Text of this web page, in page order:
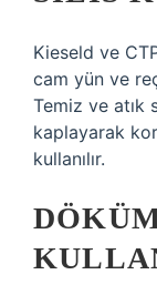
Kieseld ve
cam yün ve
Temiz ve atık
kaplayarak
kullanılır.